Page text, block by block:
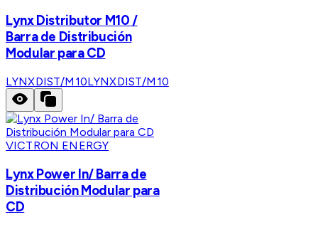
Lynx Distributor M10 /
Barra de Distribución
Modular para CD
LYNXDIST/M10LYNXDIST/M10
VICTRON ENERGY
Lynx Power In/ Barra de
Distribución Modular para
CD